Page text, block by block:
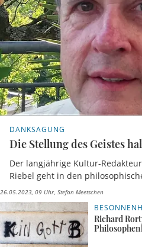
DANKSAGUNG
Die Stellung des Geistes
Der langjährige Kultur-
Riebel geht in den
26.05.2023, 09 Uhr Stefan Meetschen
Richard